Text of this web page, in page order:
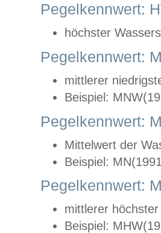
Pegelkennwert:
höchster
Pegelkennwert:
mittlerer
Beispiel:
Pegelkennwert:
Mittelwert der
Beispiel:
Pegelkennwert:
mittlerer
Beispiel: